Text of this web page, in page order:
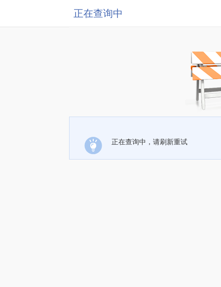
正在查询中
正在查询中，请刷新重试